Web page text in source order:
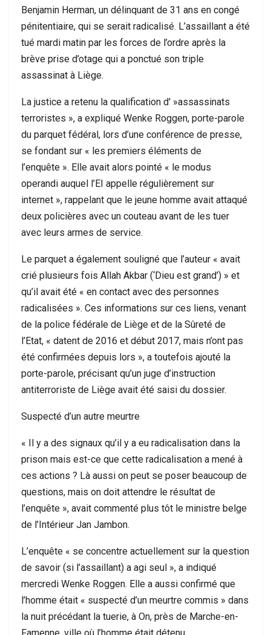
Benjamin Herman, un délinquant de 31 ans en congé
pénitentiaire, qui se serait radicalisé. L’assaillant a été
tué mardi matin par les forces de l’ordre après la
brève prise d’otage qui a ponctué son triple
assassinat à Liège.
La justice a retenu la qualification d' »assassinats
terroristes », a expliqué Wenke Roggen, porte-parole
du parquet fédéral, lors d’une conférence de presse,
se fondant sur « les premiers éléments de
l’enquête ». Elle avait alors pointé « le modus
operandi auquel l’EI appelle régulièrement sur
internet », rappelant que le jeune homme avait attaqué
deux policières avec un couteau avant de les tuer
avec leurs armes de service.
Le parquet a également souligné que l’auteur « avait
crié plusieurs fois Allah Akbar (‘Dieu est grand’) » et
qu’il avait été « en contact avec des personnes
radicalisées ». Ces informations sur ces liens, venant
de la police fédérale de Liège et de la Sûreté de
l’Etat, « datent de 2016 et début 2017, mais n’ont pas
été confirmées depuis lors », a toutefois ajouté la
porte-parole, précisant qu’un juge d’instruction
antiterroriste de Liège avait été saisi du dossier.
Suspecté d’un autre meurtre
« Il y a des signaux qu’il y a eu radicalisation dans la
prison mais est-ce que cette radicalisation a mené à
ces actions ? Là aussi on peut se poser beaucoup de
questions, mais on doit attendre le résultat de
l’enquête », avait commenté plus tôt le ministre belge
de l’Intérieur Jan Jambon.
L’enquête « se concentre actuellement sur la question
de savoir (si l’assaillant) a agi seul », a indiqué
mercredi Wenke Roggen. Elle a aussi confirmé que
l’homme était « suspecté d’un meurtre commis » dans
la nuit précédant la tuerie, à On, près de Marche-en-